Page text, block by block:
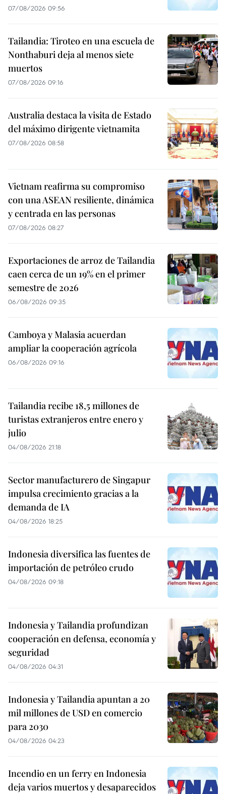
07/08/2026 09:56
Tailandia: Tiroteo en una escuela de
Nonthaburi deja al menos siete
muertos
07/08/2026 09:16
Australia destaca la visita de Estado
del máximo dirigente vietnamita
07/08/2026 08:58
Vietnam reafirma su compromiso
con una ASEAN resiliente, dinámica
y centrada en las personas
07/08/2026 08:27
Exportaciones de arroz de Tailandia
caen cerca de un 19% en el primer
semestre de 2026
06/08/2026 09:35
Camboya y Malasia acuerdan
ampliar la cooperación agrícola
06/08/2026 09:16
Tailandia recibe 18,5 millones de
turistas extranjeros entre enero y
julio
04/08/2026 21:18
Sector manufacturero de Singapur
impulsa crecimiento gracias a la
demanda de IA
04/08/2026 18:25
Indonesia diversifica las fuentes de
importación de petróleo crudo
04/08/2026 09:18
Indonesia y Tailandia profundizan
cooperación en defensa, economía y
seguridad
04/08/2026 04:31
Indonesia y Tailandia apuntan a 20
mil millones de USD en comercio
para 2030
04/08/2026 04:23
Incendio en un ferry en Indonesia
deja varios muertos y desaparecidos